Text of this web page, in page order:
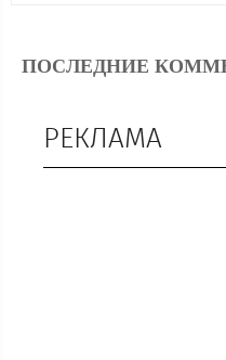
ПОСЛЕДНИЕ
РЕКЛАМА